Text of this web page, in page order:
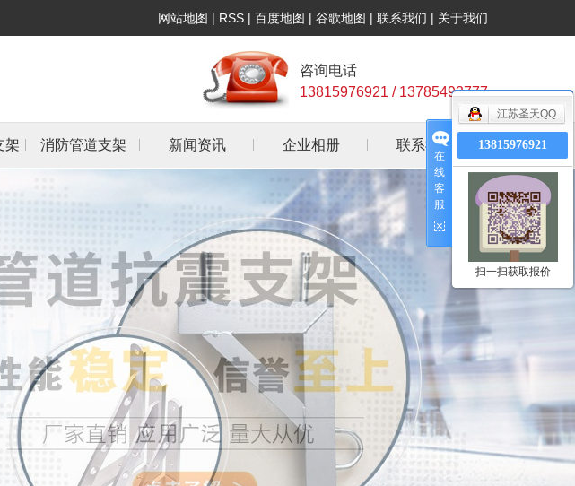
网站地图 | RSS | 百度地图 | 谷歌地图 | 联系我们 | 关于我们
咨询电话
13815976921 / 13785493777
架 消防管道支架 新闻资讯
行业资讯
常见问答
企业相册 联系我们
在
线
客
服
江苏圣天QQ
13815976921
扫一扫获取报价